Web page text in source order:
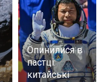
Опинилися в
пастці:
китайські